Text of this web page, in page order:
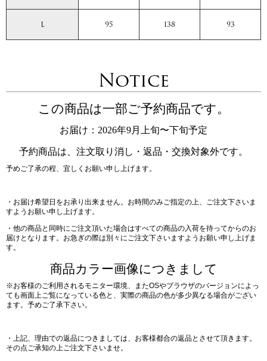
L 95 138 93
Notice
この商品は一部ご予約商品です。
お届け：2026年9月上旬〜下旬予定
予約商品は、注文取り消し・返品・交換対象外です。
予めご了承の程、宜しくお願い申し上げます。
・お届け希望日をお承り出来ません。お時間のみご指定の上、ご注文下さいま
すようお願い申し上げます。
・他の商品と同時にご注文頂いた場合はすべての商品の入荷を待ってからのお
届けとなります。お急ぎの際は別々にご注文下さいますようお願い申し上げま
す。
商品カラー画像につきまして
※お客様のご利用されるモニター環境、またOSやブラウザのバージョンによっ
ても画面上ご覧になっている色と、実際の商品の色が多少異なる場合がござい
ます。予めご了承下さい。
・上記、理由での返品につきましては、お客様都合の返品とさせて頂きます。
その点ご承知の上ご注文下さいませ。